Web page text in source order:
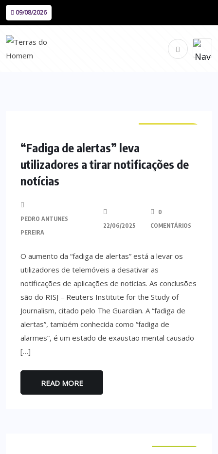
09/08/2026
“Fadiga de alertas” leva
utilizadores a tirar notificações de
notícias
PEDRO ANTUNES
PEREIRA
22/06/2025
0
COMENTÁRIOS
O aumento da “fadiga de alertas” está a levar os
utilizadores de telemóveis a desativar as
notificações de aplicações de notícias. As conclusões
são do RISJ – Reuters Institute for the Study of
Journalism, citado pelo The Guardian. A “fadiga de
alertas”, também conhecida como “fadiga de
alarmes”, é um estado de exaustão mental causado
[…]
READ MORE